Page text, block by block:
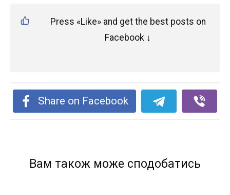
Press «Like» and get the best posts on
Facebook ↓
Share on Facebook
Вам також може сподобатись